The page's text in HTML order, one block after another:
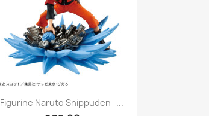
Snel bekijken
Figurine Naruto Shippuden -...